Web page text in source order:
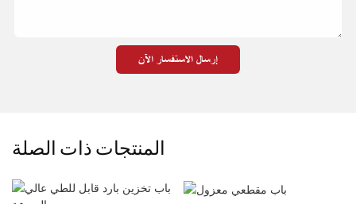
إرسال الاستفسار الآن
المنتجات ذات الصلة